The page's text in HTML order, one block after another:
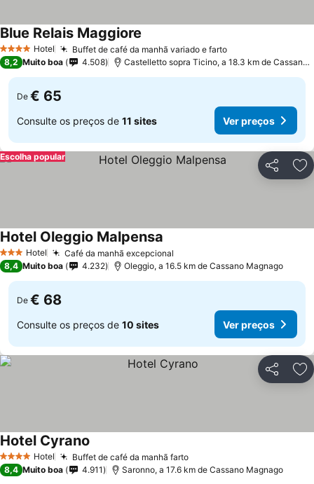
4 EstrelasHotel Buffet de café da manhã variado e fartoVer preços
Blue Relais Maggiore
8,2 Muito boa 4.508 Castelletto sopra Ticino, a 18.3 km de Cassano
De € 65
Consulte os preços de 11 sites Ver preços
Partilhar
Escolha popular
3 EstrelasHotel Café da manhã excepcional
Hotel Oleggio Malpensa
8,4 Muito boa 4.232 Oleggio, a 16.5 km de Cassano Magnago
De € 68
Consulte os preços de 10 sites Ver preços
Partilhar
4 EstrelasHotel Buffet de café da manhã fartoVer preços
Hotel Cyrano
8,4 Muito boa 4.911 Saronno, a 17.6 km de Cassano Magnago